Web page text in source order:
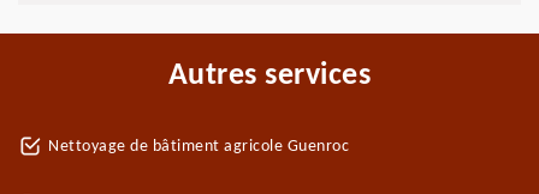
Autres services
Nettoyage de bâtiment agricole Guenroc